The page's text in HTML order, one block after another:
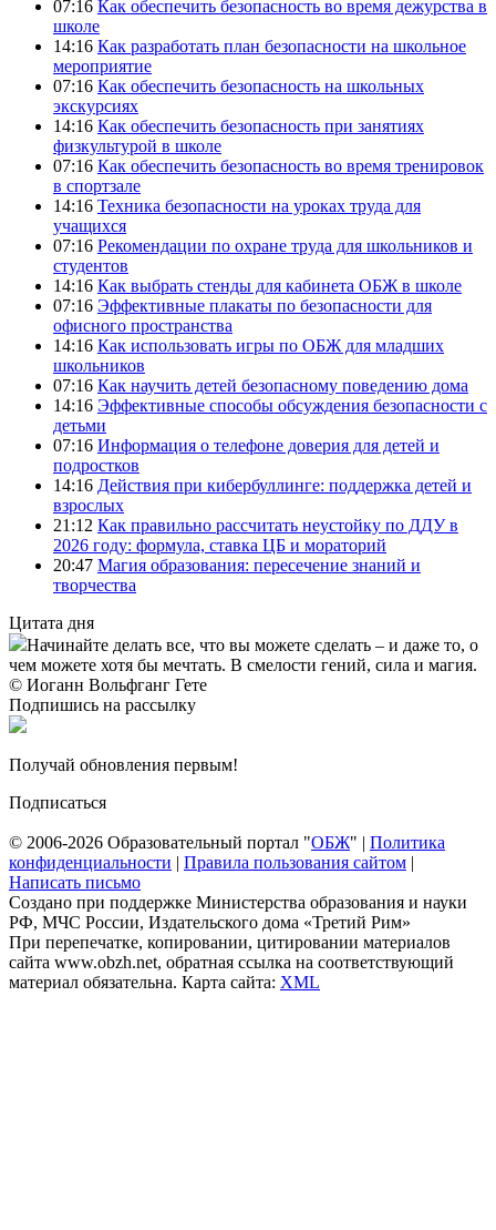
07:16 Как обеспечить безопасность во время дежурства в
школе
14:16 Как разработать план безопасности на школьное
мероприятие
07:16 Как обеспечить безопасность на школьных
экскурсиях
14:16 Как обеспечить безопасность при занятиях
физкультурой в школе
07:16 Как обеспечить безопасность во время тренировок
в спортзале
14:16 Техника безопасности на уроках труда для
учащихся
07:16 Рекомендации по охране труда для школьников и
студентов
14:16 Как выбрать стенды для кабинета ОБЖ в школе
07:16 Эффективные плакаты по безопасности для
офисного пространства
14:16 Как использовать игры по ОБЖ для младших
школьников
07:16 Как научить детей безопасному поведению дома
14:16 Эффективные способы обсуждения безопасности с
детьми
07:16 Информация о телефоне доверия для детей и
подростков
14:16 Действия при кибербуллинге: поддержка детей и
взрослых
21:12 Как правильно рассчитать неустойку по ДДУ в
2026 году: формула, ставка ЦБ и мораторий
20:47 Магия образования: пересечение знаний и
творчества
Цитата дня
Начинайте делать все, что вы можете сделать – и даже то, о
чем можете хотя бы мечтать. В смелости гений, сила и магия.
© Иоганн Вольфганг Гете
Подпишись на рассылку
Получай обновления первым!
Подписаться
© 2006-2026 Образовательный портал "ОБЖ" | Политика
конфиденциальности | Правила пользования сайтом |
Написать письмо
Создано при поддержке Министерства образования и науки
РФ, МЧС России, Издательского дома «Третий Рим»
При перепечатке, копировании, цитировании материалов
сайта www.obzh.net, обратная ссылка на соответствующий
материал обязательна. Карта сайта: XML